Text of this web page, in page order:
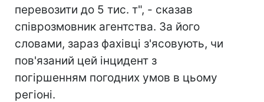
перевозити до 5 тис. т", - сказав
співрозмовник агентства. За його
словами, зараз фахівці з'ясовують, чи
пов'язаний цей інцидент з
погіршенням погодних умов в цьому
регіоні.